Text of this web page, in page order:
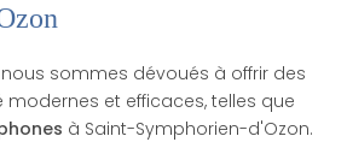
nous sommes dévoués à offrir des
et efficaces, telles que
à Saint-Symphorien-d'Ozon.